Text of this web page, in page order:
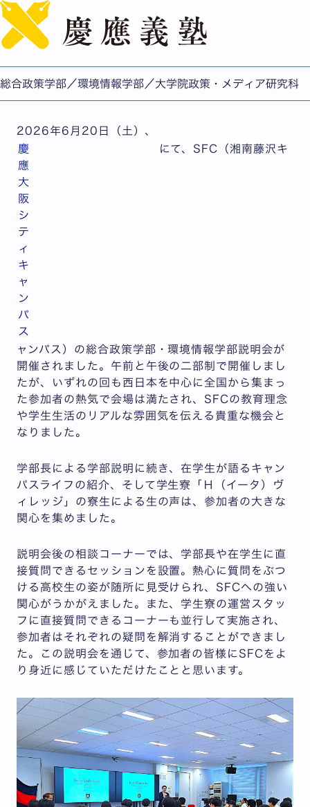
総合政策学部／環境情報学部／大学院政策・メディア研究科
SFC（総合政策学部・環境情報学部） 学部説明会開催
総合政策学部/環境情報学部/政策・メディア研究科
2026年6月20日（土）、
慶
應
大
阪
シ
テ
ィ
キ
ャ
ン
パ
ス
にて、SFC（湘南藤沢キ
ャンパス）の総合政策学部・環境情報学部説明会が
開催されました。午前と午後の二部制で開催しまし
たが、いずれの回も西日本を中心に全国から集まっ
た参加者の熱気で会場は満たされ、SFCの教育理念
や学生生活のリアルな雰囲気を伝える貴重な機会と
なりました。
学部長による学部説明に続き、在学生が語るキャン
パスライフの紹介、そして学生寮「Η（イータ）ヴ
ィレッジ」の寮生による生の声は、参加者の大きな
関心を集めました。
説明会後の相談コーナーでは、学部長や在学生に直
接質問できるセッションを設置。熱心に質問をぶつ
ける高校生の姿が随所に見受けられ、SFCへの強い
関心がうかがえました。また、学生寮の運営スタッ
フに直接質問できるコーナーも並行して実施され、
参加者はそれぞれの疑問を解消することができまし
た。この説明会を通じて、参加者の皆様にSFCをよ
り身近に感じていただけたことと思います。